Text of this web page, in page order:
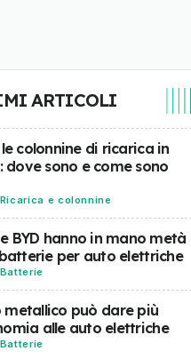
ARTICOLI
colonnine di ricarica in
dove sono e come sono
Ricarica e colonnine
e BYD hanno in mano metà
per auto elettriche
Batterie
può dare più
alle auto elettriche
Batterie